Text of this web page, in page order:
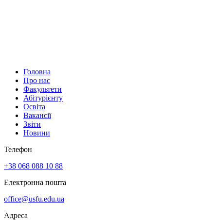
Головна
Про нас
Факультети
Абітурієнту
Освіта
Вакансії
Звіти
Новини
Телефон
+38 068 088 10 88
Електронна пошта
office@usfu.edu.ua
Адреса